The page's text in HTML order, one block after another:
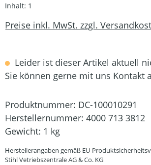
Inhalt: 1
Preise inkl. MwSt. zzgl.
Leider ist dieser Artikel aktuell
Sie können gerne mit uns Kontakt
Produktnummer: DC-100010291
Herstellernummer: 4000 713 3812
Gewicht: 1 kg
Herstellerangaben gemäß EU-
Stihl Vetriebszentrale AG & Co. KG